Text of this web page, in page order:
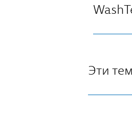
Эти